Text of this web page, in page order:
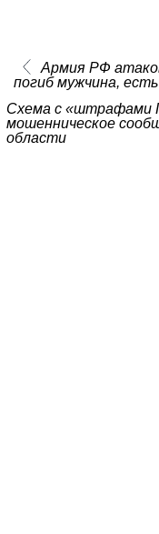
Армия РФ
погиб мужчина,
Схема с «штрафами
мошенническое
области